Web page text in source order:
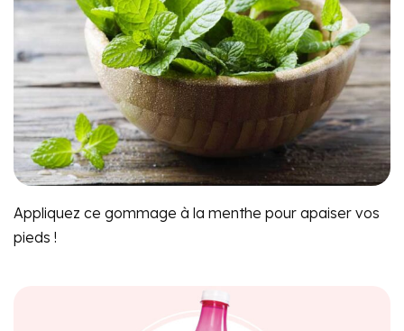
Appliquez ce gommage à la menthe pour apaiser vos
pieds !